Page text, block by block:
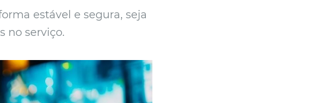
estável e segura, seja
no serviço.